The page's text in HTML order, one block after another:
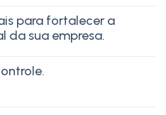
para fortalecer a
da sua empresa.